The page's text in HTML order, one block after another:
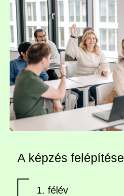
A képzés felépítése
1. félév